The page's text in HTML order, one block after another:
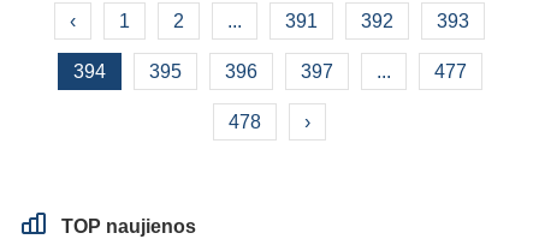
‹ 1 2 ... 391 392 393
394 395 396 397 ... 477
478 ›
TOP naujienos